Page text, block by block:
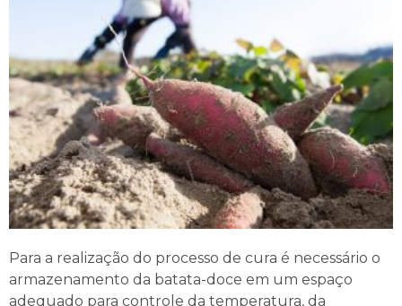
Para a realização do processo de cura é necessário o
armazenamento da batata-doce em um espaço
adequado para controle da temperatura, da